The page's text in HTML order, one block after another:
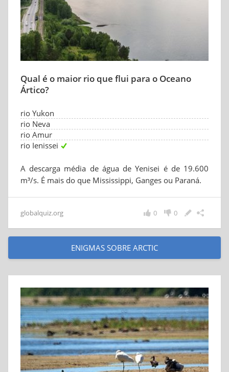
Qual é o maior rio que flui para o Oceano
Ártico?
rio Yukon
rio Neva
rio Amur
rio Ienissei
A descarga média de água de Yenisei é de 19.600
m³/s. É mais do que Mississippi, Ganges ou Paraná.
globalquiz.org 0
0
ENIGMAS SOBRE ARCTIC